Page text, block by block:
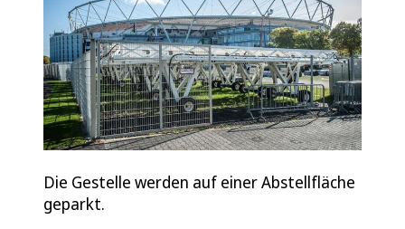
Die Gestelle werden auf einer Abstellfläche
geparkt.